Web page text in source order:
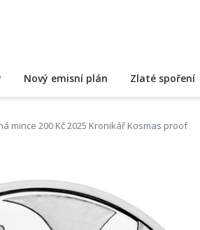
Nový emisní plán Zlaté spoření
mince 200 Kč 2025 Kronikář Kosmas proof